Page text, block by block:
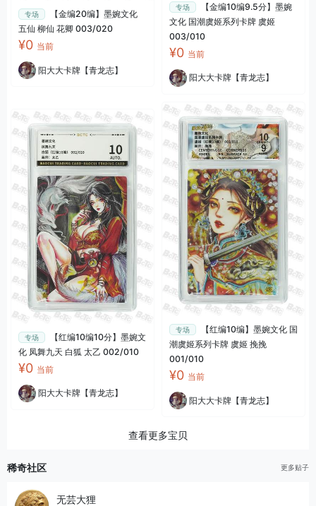
专场
【金编20编】墨婉文化
五仙 柳仙 花卿 003/020
¥0 当前
阳大大卡牌【青龙志】
专场
【金编10编9.5分】墨婉
文化 国潮虞姬系列卡牌 虞姬
003/010
¥0 当前
阳大大卡牌【青龙志】
专场
【红编10编10分】墨婉文
化 凤舞九天 白狐 太乙 002/010
¥0 当前
阳大大卡牌【青龙志】
专场
【红编10编】墨婉文化 国
潮虞姬系列卡牌 虞姬 挽挽
001/010
¥0 当前
阳大大卡牌【青龙志】
查看更多宝贝
稀奇社区 更多贴子
无芸大狸